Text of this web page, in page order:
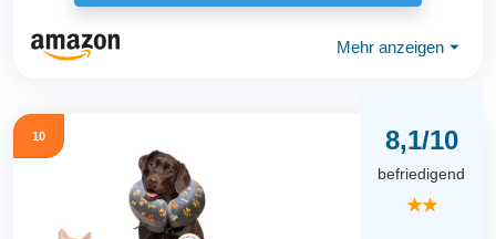
Mehr anzeigen ⏷
10 8,1/10
befriedigend
★★